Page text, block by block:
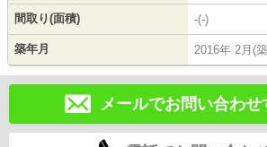
間取り(面積) -(-)
築年月 2016年 2月(
メールでお問い合わせ